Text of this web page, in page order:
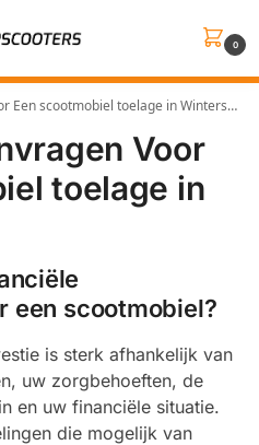
0
scootmobiel toelage in Winterswijk
Voor
toelage in
een scootmobiel?
is sterk afhankelijk van
uw zorgbehoeften, de
en uw financiële situatie.
die mogelijk van